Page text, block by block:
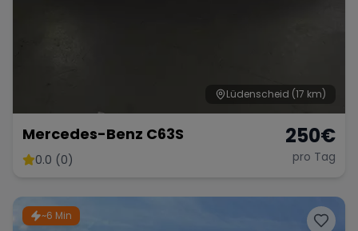
Lüdenscheid (17 km)
Mercedes-Benz C63S
0.0 (0)
250€
pro Tag
~6 Min